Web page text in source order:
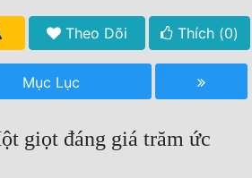
Theo Dõi Thích (0)
Mục Lục
giọt đáng giá trăm ức